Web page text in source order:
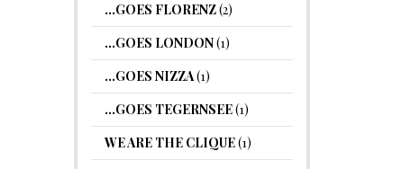
…GOES FLORENZ(2)
…GOES LONDON(1)
…GOES NIZZA(1)
…GOES TEGERNSEE(1)
WE ARE THE CLIQUE(1)